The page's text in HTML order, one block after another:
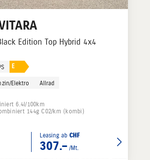
Edition Top Hybrid 4x4
E
Elektro Allrad
6.4l/100km
144g C02/km (kombi)
Leasing ab CHF
307.– /Mt.